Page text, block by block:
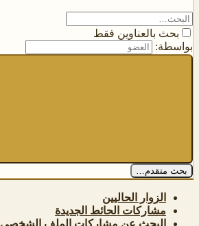
بحث بالعناوين فقط
بواسطة:
بحث متقدم…
الزوار الحاليين
مشاركات الحائط الجديدة